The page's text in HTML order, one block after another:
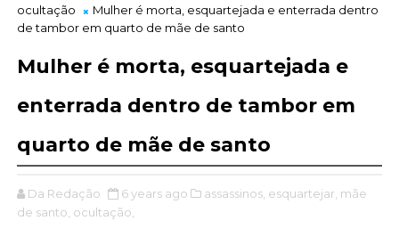
ocultação
Mulher é morta, esquartejada e enterrada dentro
de tambor em quarto de mãe de santo
Mulher é morta, esquartejada e
enterrada dentro de tambor em
quarto de mãe de santo
Da Redação 6 years ago assassinos, esquartejar, mãe
de santo, ocultação,